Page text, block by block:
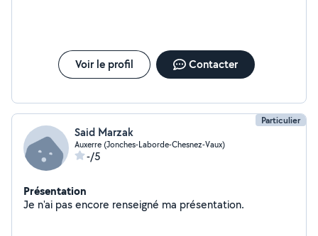
Voir le profil Contacter
Particulier
Said Marzak
Auxerre (Jonches-Laborde-Chesnez-Vaux)
-/5
Présentation
Je n'ai pas encore renseigné ma présentation.